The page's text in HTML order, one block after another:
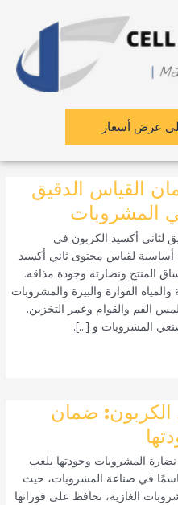
عرض أسعار
القياس الدقيق
المشروبات
لثاني أكسيد الكربون في
أساسية لقياس محتوى ثاني أكسيد
المنتج ونضارته وجودة مذاقه.
الفوارة والبيرة والمشروبات
الفم والقوام وعمر التخزين.
المشروبات و [...].
الكربون: ضمان
المشروبات وجودتها يلعب
في صناعة المشروبات، حيث
الغازية، تحافظ على فورانها